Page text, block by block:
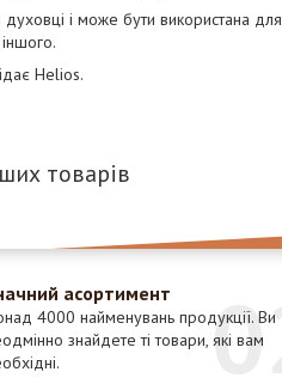
і може бути використана для
Helios.
товарів
02
асортимент
4000 найменувань продукції. Ви
знайдете ті товари, які вам